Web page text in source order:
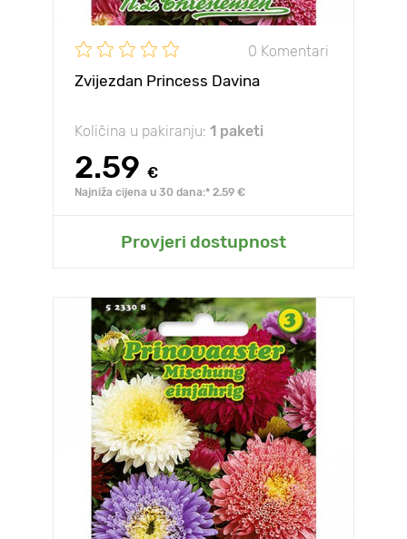
0 Komentari
Zvijezdan Princess Davina
Količina u pakiranju: 1 paketi
2.59 €
Najniža cijena u 30 dana:* 2.59 €
Provjeri dostupnost